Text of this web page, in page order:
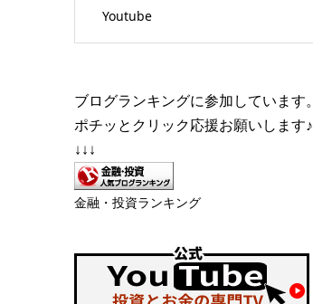
Youtube
ブログランキングに参加しています。
ポチッとクリック応援お願いします♪
↓↓↓
金融・投資ランキング